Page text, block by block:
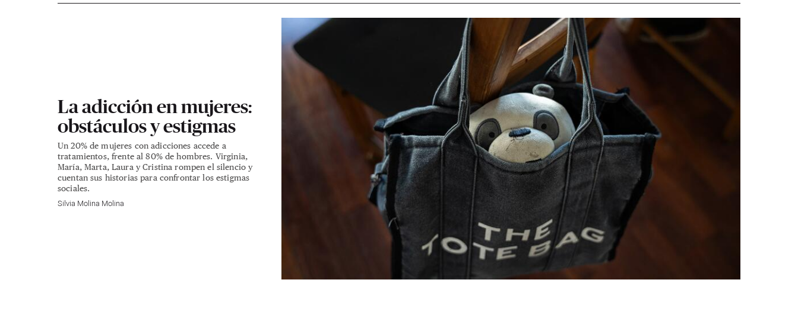
La adicción en mujeres:
obstáculos y estigmas
Un 20% de mujeres con adicciones accede a
tratamientos, frente al 80% de hombres. Virginia,
María, Marta, Laura y Cristina rompen el silencio y
cuentan sus historias para confrontar los estigmas
sociales.
Silvia Molina Molina